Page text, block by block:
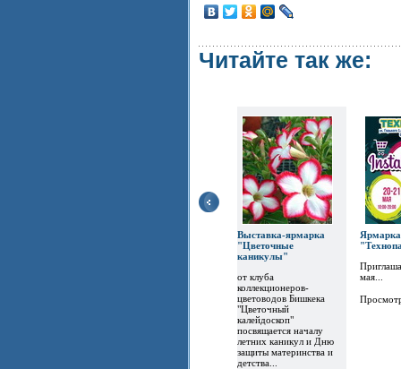
Читайте так же:
Выставка-ярмарка
"Цветочные
каникулы"
от клуба
коллекционеров-
цветоводов Бишкека
"Цветочный
калейдоскоп"
посвящается началу
летних каникул и Дню
защиты материнства и
детства...
мая...